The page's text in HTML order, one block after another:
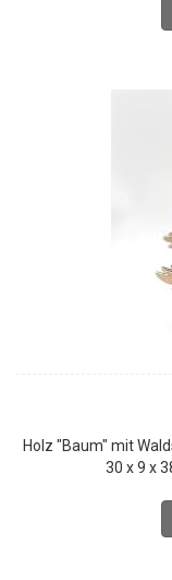
Holz "Baum" mit
30 x 9 x